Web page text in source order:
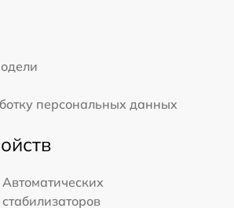
персональных данных
Автоматических
стабилизаторов